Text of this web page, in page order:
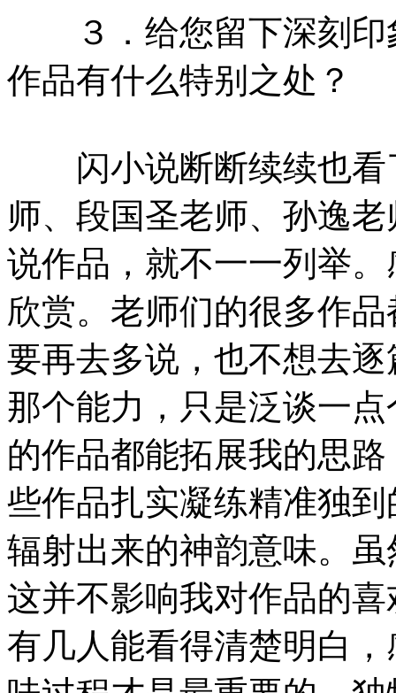
３．给您留下深刻印
作品有什么特别之处？
闪小说断断续续也看
师、段国圣老师、孙逸
说作品，就不一一列举
欣赏。老师们的很多作
要再去多说，也不想去
那个能力，只是泛谈一
的作品都能拓展我的思
些作品扎实凝练精准独
辐射出来的神韵意味。
这并不影响我对作品的
有几人能看得清楚明白